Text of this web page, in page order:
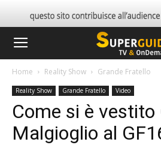
Home Reality Show Grande Fratello
Reality Show Grande Fratello Video
Come si è
Malgioglio al